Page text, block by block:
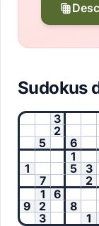
Sudokus
3
2
5
6
1
1
5
3
7
2
1
6
9
2 8
3
1